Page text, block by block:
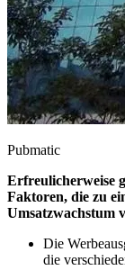
Pubmatic
Erfreulicherweise
Faktoren, die zu
Umsatzwachstum
Die
die